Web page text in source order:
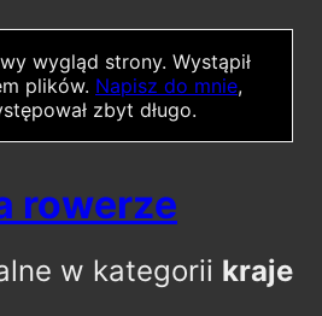
wygląd strony. Wystąpił
plików. Napisz do mnie,
zbyt długo.
rowerze
w kategorii kraje